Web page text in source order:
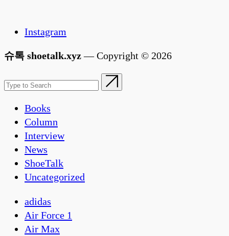
Instagram
슈톡 shoetalk.xyz— Copyright © 2026
Books
Column
Interview
News
ShoeTalk
Uncategorized
adidas
Air Force 1
Air Max